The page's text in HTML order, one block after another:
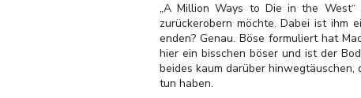
„A Million Ways to Die in the West“
zurückerobern möchte. Dabei ist ihm
enden? Genau. Böse formuliert hat
hier ein bisschen böser und ist der
beides kaum darüber
tun haben.